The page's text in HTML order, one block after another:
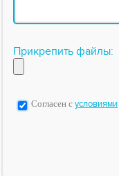
Прикрепить файлы:
Согласен с условиями